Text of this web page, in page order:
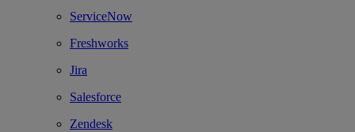
ServiceNow
Freshworks
Jira
Salesforce
Zendesk